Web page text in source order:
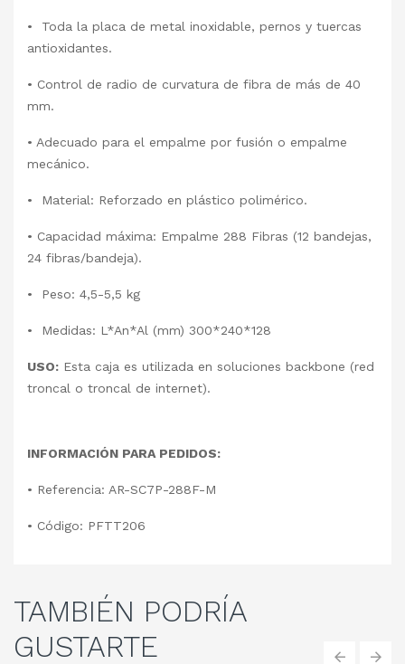
• Toda la placa de metal inoxidable, pernos y tuercas
antioxidantes.
• Control de radio de curvatura de fibra de más de 40
mm.
• Adecuado para el empalme por fusión o empalme
mecánico.
• Material: Reforzado en plástico polimérico.
• Capacidad máxima: Empalme 288 Fibras (12 bandejas,
24 fibras/bandeja).
• Peso: 4,5-5,5 kg
• Medidas: L*An*Al (mm) 300*240*128
USO: Esta caja es utilizada en soluciones backbone (red
troncal o troncal de internet).
INFORMACIÓN PARA PEDIDOS:
• Referencia: AR-SC7P-288F-M
• Código: PFTT206
TAMBIÉN PODRÍA
GUSTARTE